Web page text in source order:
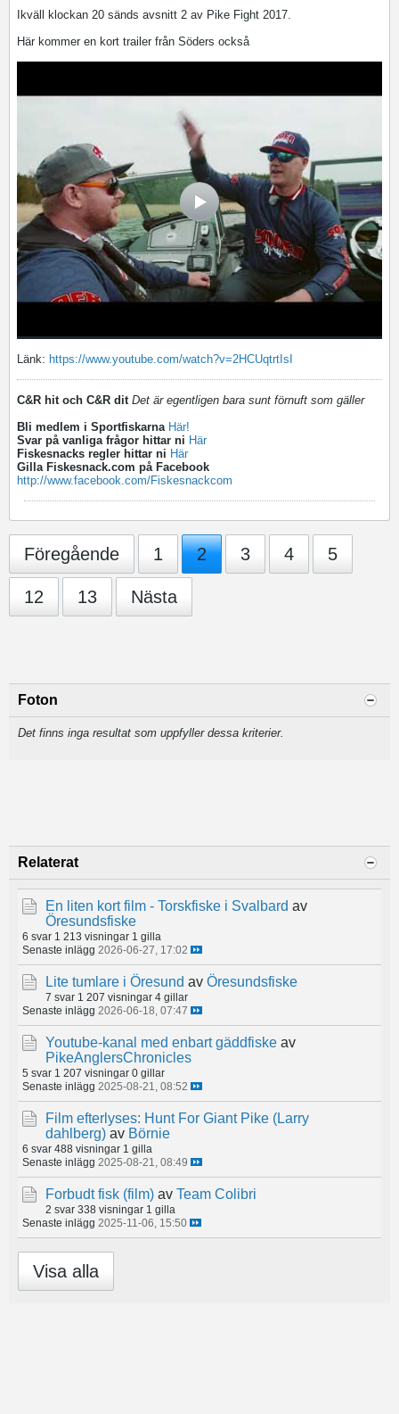
Ikväll klockan 20 sänds avsnitt 2 av Pike Fight 2017.
Här kommer en kort trailer från Söders också
Länk: https://www.youtube.com/watch?v=2HCUqtrtIsI
C&R hit och C&R dit Det är egentligen bara sunt förnuft som gäller
Bli medlem i Sportfiskarna Här!
Svar på vanliga frågor hittar ni Här
Fiskesnacks regler hittar ni Här
Gilla Fiskesnack.com på Facebook
http://www.facebook.com/Fiskesnackcom
Föregående 1 2 3 4 5
12 13 Nästa
Foton
Det finns inga resultat som uppfyller dessa kriterier.
Relaterat
En liten kort film - Torskfiske i Svalbard av
Öresundsfiske
6 svar 1 213 visningar 1 gilla
Senaste inlägg 2026-06-27, 17:02
Lite tumlare i Öresund av Öresundsfiske
7 svar 1 207 visningar 4 gillar
Senaste inlägg 2026-06-18, 07:47
Youtube-kanal med enbart gäddfiske av
PikeAnglersChronicles
5 svar 1 207 visningar 0 gillar
Senaste inlägg 2025-08-21, 08:52
Film efterlyses: Hunt For Giant Pike (Larry
dahlberg) av Börnie
6 svar 488 visningar 1 gilla
Senaste inlägg 2025-08-21, 08:49
Forbudt fisk (film) av Team Colibri
2 svar 338 visningar 1 gilla
Senaste inlägg 2025-11-06, 15:50
Visa alla